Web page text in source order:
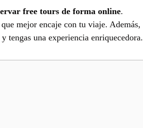
free tours de forma online.
mejor encaje con tu viaje. Además,
tengas una experiencia enriquecedora.